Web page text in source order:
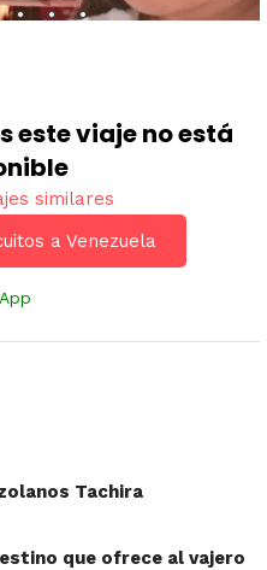
este viaje no está
similares
a Venezuela
Tachira
que ofrece al vajero